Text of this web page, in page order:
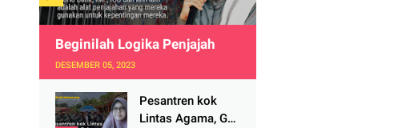
Beginilah Logika Penjajah
DESEMBER 05, 2023
Pesantren kok
Lintas Agama, Ga